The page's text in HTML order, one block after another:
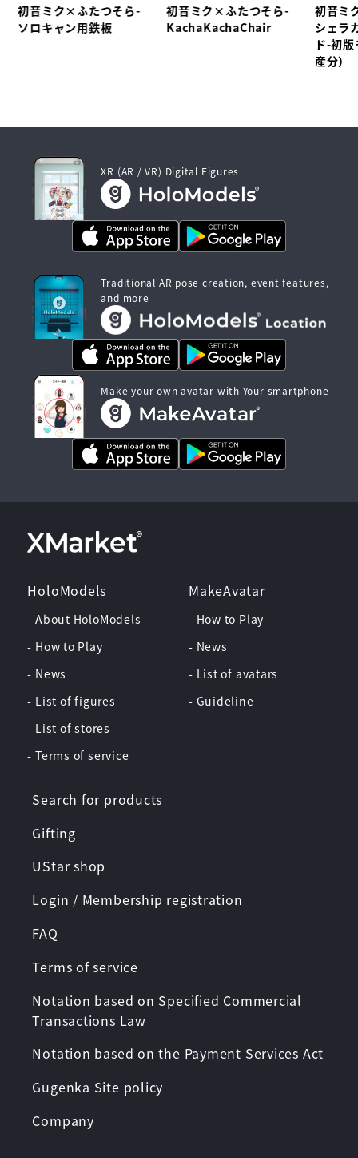
初音ミク×ふたつそら-
ソロキャン用鉄板
初音ミク×ふたつそら-
KachaKachaChair
初音ミ
シェラ
ド-初
産分）
XR (AR / VR) Digital Figures
Traditional AR pose creation, event features,
and more
Make your own avatar with Your smartphone
HoloModels
- About HoloModels
- How to Play
- News
- List of figures
- List of stores
- Terms of service
MakeAvatar
- How to Play
- News
- List of avatars
- Guideline
Search for products
Gifting
UStar shop
Login / Membership registration
FAQ
Terms of service
Notation based on Specified Commercial
Transactions Law
Notation based on the Payment Services Act
Gugenka Site policy
Company